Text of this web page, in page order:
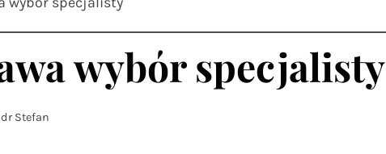
wybór specjalisty
dr Stefan